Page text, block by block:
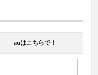
auはこちらで！